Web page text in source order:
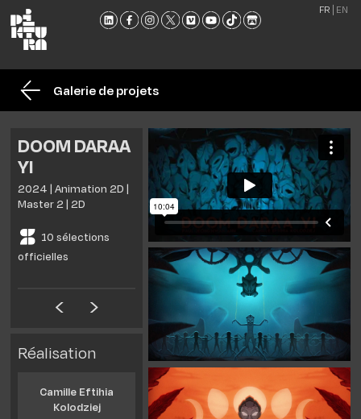
FR EN
NOUS
ET
Galerie de projets
DOOM DARAA
YI
2024 | Animation 2D |
Master 2 | 2D
10 sélections
officielles
Réalisation
Camille Eftihia
Kolodziej